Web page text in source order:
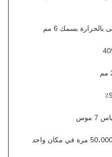
بسمك 6 مم
موس